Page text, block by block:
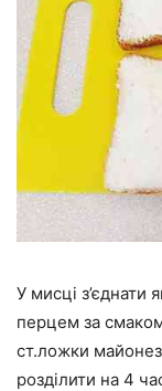
У мисці з’єднати
перцем за
ст.ложки
розділити на 4